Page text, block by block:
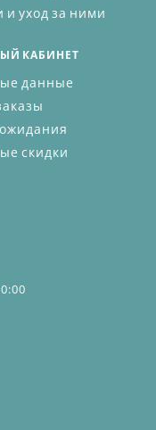
и уход за ними
КАБИНЕТ
данные
скидки